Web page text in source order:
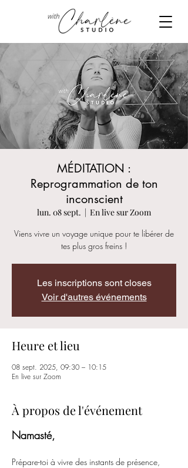
MÉDITATION :
Reprogrammation de ton
inconscient
lun. 08 sept.
  |
En live sur Zoom
Viens vivre un voyage unique pour te libérer de
tes plus gros freins !
Les inscriptions sont closes
Voir d'autres événements
Heure et lieu
08 sept. 2025, 09:30 – 10:15
En live sur Zoom
À propos de l'événement
Namasté,
Prépare-toi à vivre des instants de présence,